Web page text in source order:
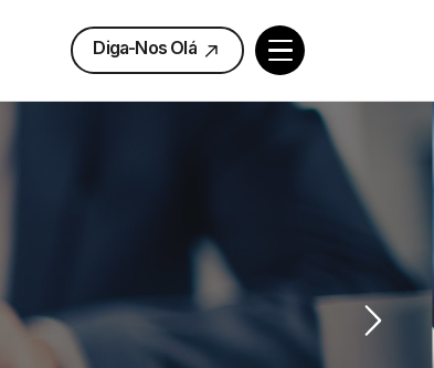
Diga-Nos Olá
Diga-Nos Olá